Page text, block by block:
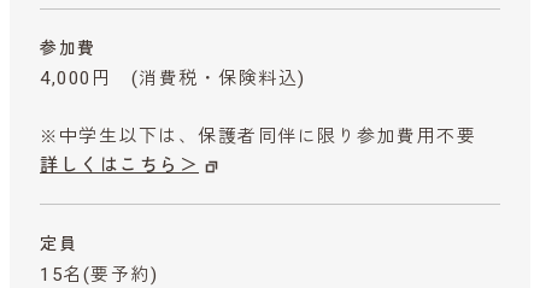
参加費
4,000円 (消費税・保険料込)
※中学生以下は、保護者同伴に限り参加費用不要
詳しくはこちら＞
定員
15名(要予約)